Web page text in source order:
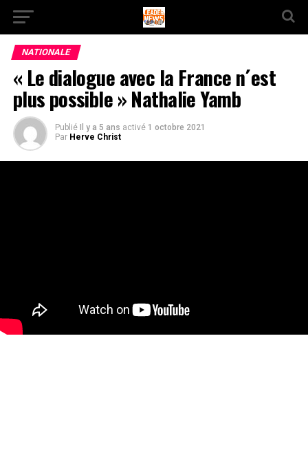
NATIONALE
« Le dialogue avec la France n´est
plus possible » Nathalie Yamb
Publié Il y a 5 ans activé 1 octobre 2021
Par Herve Christ